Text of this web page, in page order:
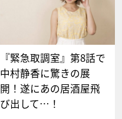
『緊急取調室』第8話で
中村静香に驚きの展
開！遂にあの居酒屋飛
び出して…！